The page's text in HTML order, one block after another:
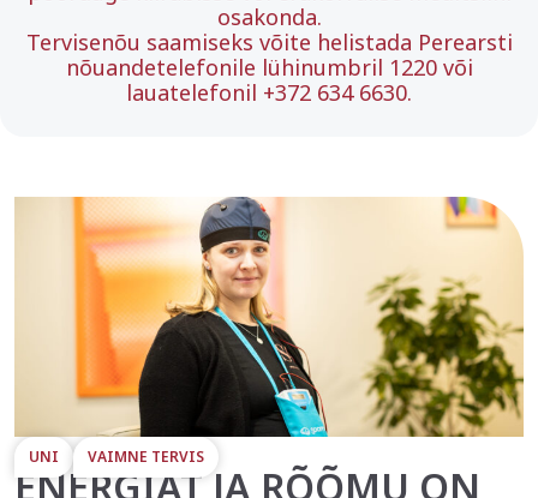
osakonda.
Tervisenõu saamiseks võite helistada Perearsti
nõuandetelefonile lühinumbril 1220 või
lauatelefonil +372 634 6630.
UNI VAIMNE TERVIS
ENERGIAT JA RÕÕMU ON